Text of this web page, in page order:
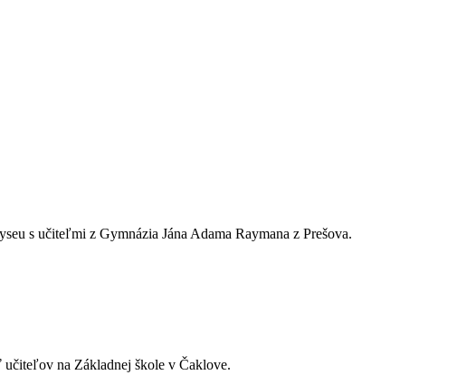
s učiteľmi z Gymnázia Jána Adama Raymana z Prešova.
na Základnej škole v Čaklove.